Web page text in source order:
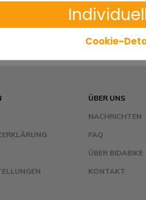
ÜBER UNS
NACHRICHTEN
FAQ
ÜBER BIDABIKE
KONTAKT
Cookie-